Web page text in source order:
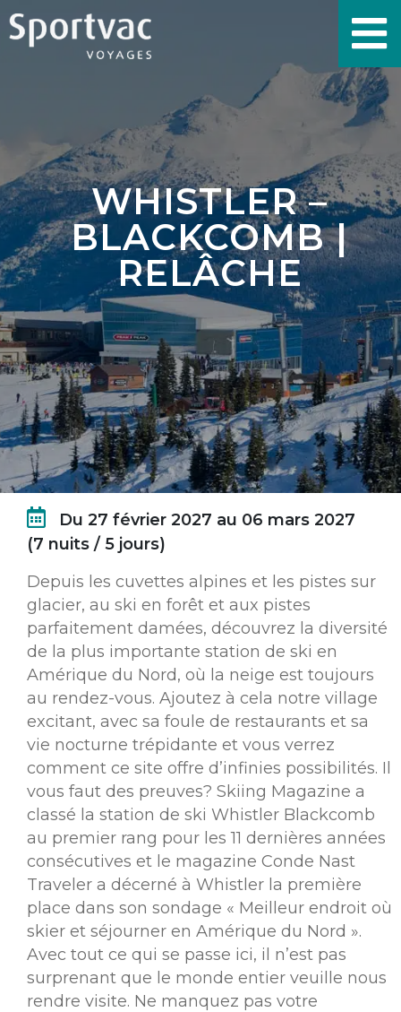
WHISTLER –
BLACKCOMB |
RELÂCHE
Du 27 février 2027 au 06 mars 2027
(7 nuits / 5 jours)
Depuis les cuvettes alpines et les pistes sur
glacier, au ski en forêt et aux pistes
parfaitement damées, découvrez la diversité
de la plus importante station de ski en
Amérique du Nord, où la neige est toujours
au rendez-vous. Ajoutez à cela notre village
excitant, avec sa foule de restaurants et sa
vie nocturne trépidante et vous verrez
comment ce site offre d’infinies possibilités. Il
vous faut des preuves? Skiing Magazine a
classé la station de ski Whistler Blackcomb
au premier rang pour les 11 dernières années
consécutives et le magazine Conde Nast
Traveler a décerné à Whistler la première
place dans son sondage « Meilleur endroit où
skier et séjourner en Amérique du Nord ».
Avec tout ce qui se passe ici, il n’est pas
surprenant que le monde entier veuille nous
rendre visite. Ne manquez pas votre